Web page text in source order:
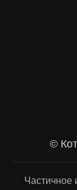
©
Частичное